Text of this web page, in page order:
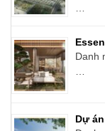
…
Danh
…
Dự